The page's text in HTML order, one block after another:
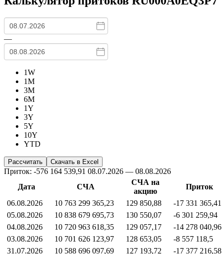
—
1W
1M
3M
6M
1Y
3Y
5Y
10Y
YTD
Приток: -576 164 539,91 08.07.2026 — 08.08.2026
Дата
СЧА
СЧА на
акцию
Приток
06.08.2026
10 763 299 365,23 129 850,88
-17 331 365,41
05.08.2026
10 838 679 695,73 130 550,07
-6 301 259,94
04.08.2026
10 720 963 618,35 129 057,17
-14 278 040,96
03.08.2026
10 701 626 123,97 128 653,05
-8 557 118,5
31.07.2026
10 588 696 097,69 127 193,72
-17 377 216,58